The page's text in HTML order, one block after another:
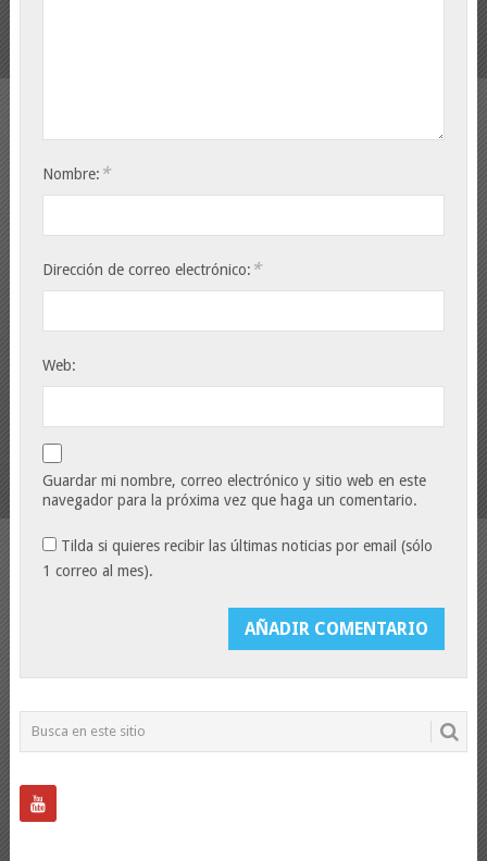
Nombre: *
Dirección de correo electrónico: *
Web:
Guardar mi nombre, correo electrónico y sitio web en este
navegador para la próxima vez que haga un comentario.
Tilda si quieres recibir las últimas noticias por email (sólo
1 correo al mes).